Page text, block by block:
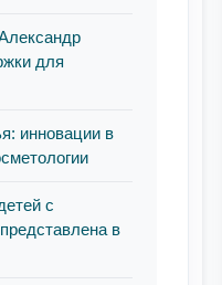
для
инновации в
с
в